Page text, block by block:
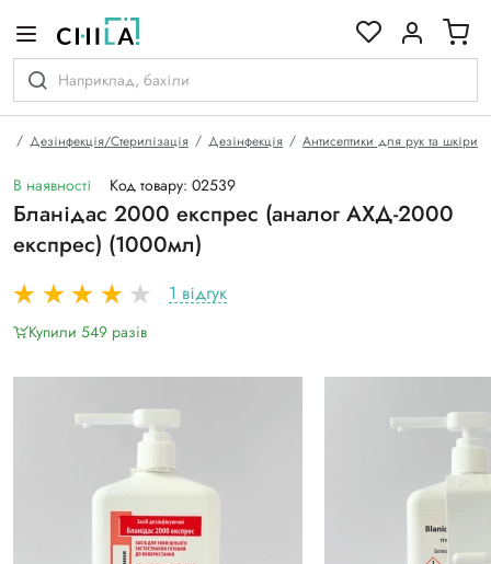
Дезінфекція/Стерилізація Дезінфекція Антисептики для рук та шкіри
В наявності Код товару: 02539
Бланідас 2000 експрес (аналог АХД-2000
експрес) (1000мл)
1 відгук
Купили 549 разiв
гамі